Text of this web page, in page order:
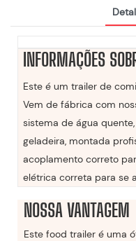
INFORMAÇÕES
Este é um trailer de
Vem de fábrica com
sistema de água
geladeira, montada
acoplamento correto
elétrica correta para se
NOSSA VANTAGEM
Este food trailer é uma